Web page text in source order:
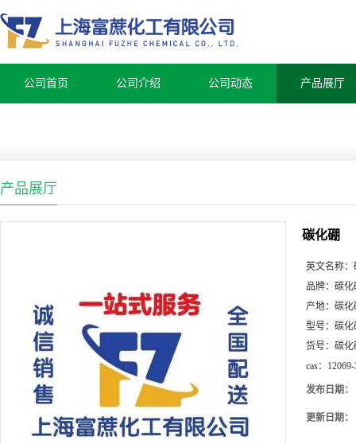
公司首页 公司介绍 公司动态 产品展厅
产品展厅
碳化硼
英文名称：
品牌： 碳化
产地： 碳化
型号： 碳化
货号： 碳化
cas：
发布日期：
更新日期：